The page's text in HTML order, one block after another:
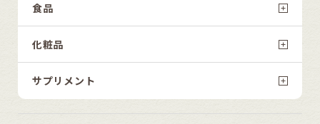
食品
化粧品
サプリメント